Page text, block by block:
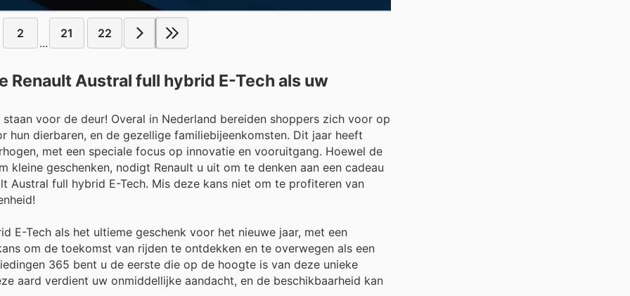
2
...
21 22
Renault Austral full hybrid E-Tech als uw
voor de deur! Overal in Nederland bereiden shoppers zich voor op
dierbaren, en de gezellige familiebijeenkomsten. Dit jaar heeft
met een speciale focus op innovatie en vooruitgang. Hoewel de
geschenken, nodigt Renault u uit om te denken aan een cadeau
Austral full hybrid E-Tech. Mis deze kans niet om te profiteren van
E-Tech als het ultieme geschenk voor het nieuwe jaar, met een
om de toekomst van rijden te ontdekken en te overwegen als een
365 bent u de eerste die op de hoogte is van deze unieke
aard verdient uw onmiddellijke aandacht, en de beschikbaarheid kan